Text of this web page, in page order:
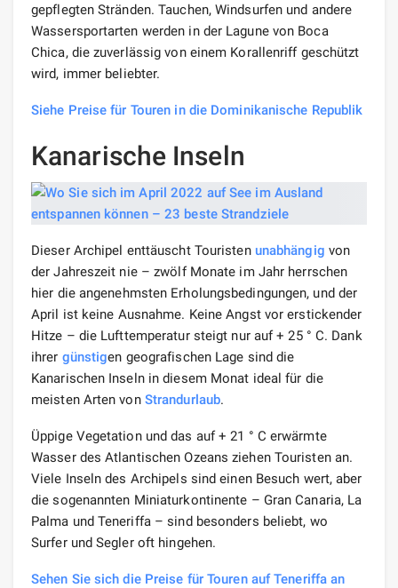
gepflegten Stränden. Tauchen, Windsurfen und andere
Wassersportarten werden in der Lagune von Boca
Chica, die zuverlässig von einem Korallenriff geschützt
wird, immer beliebter.
Siehe Preise für Touren in die Dominikanische Republik
Kanarische Inseln
Dieser Archipel enttäuscht Touristen unabhängig von
der Jahreszeit nie – zwölf Monate im Jahr herrschen
hier die angenehmsten Erholungsbedingungen, und der
April ist keine Ausnahme. Keine Angst vor erstickender
Hitze – die Lufttemperatur steigt nur auf + 25 ° C. Dank
ihrer günstigen geografischen Lage sind die
Kanarischen Inseln in diesem Monat ideal für die
meisten Arten von Strandurlaub.
Üppige Vegetation und das auf + 21 ° C erwärmte
Wasser des Atlantischen Ozeans ziehen Touristen an.
Viele Inseln des Archipels sind einen Besuch wert, aber
die sogenannten Miniaturkontinente – Gran Canaria, La
Palma und Teneriffa – sind besonders beliebt, wo
Surfer und Segler oft hingehen.
Sehen Sie sich die Preise für Touren auf Teneriffa an